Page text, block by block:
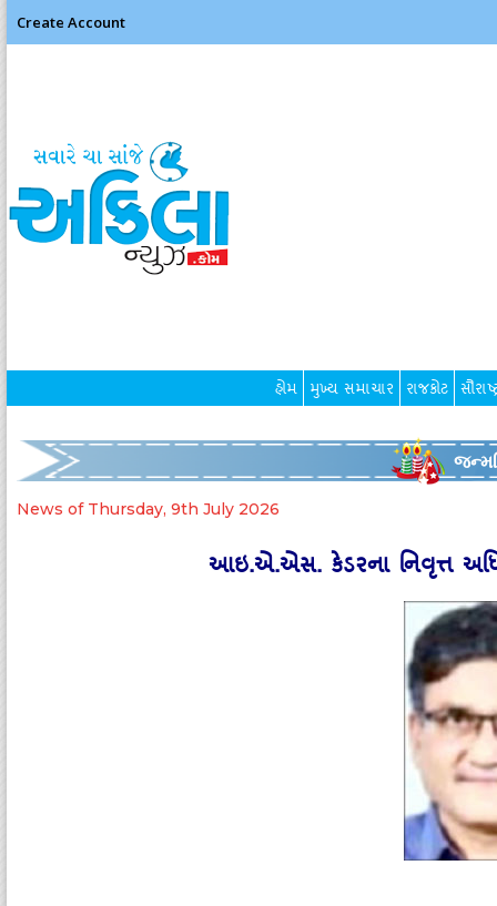
Create Account
હોમ મુખ્ય સમાચાર રાજકોટ
News of Thursday, 9th July 2026
આઇ.એ.એસ. કેડરના નિવૃત્ત